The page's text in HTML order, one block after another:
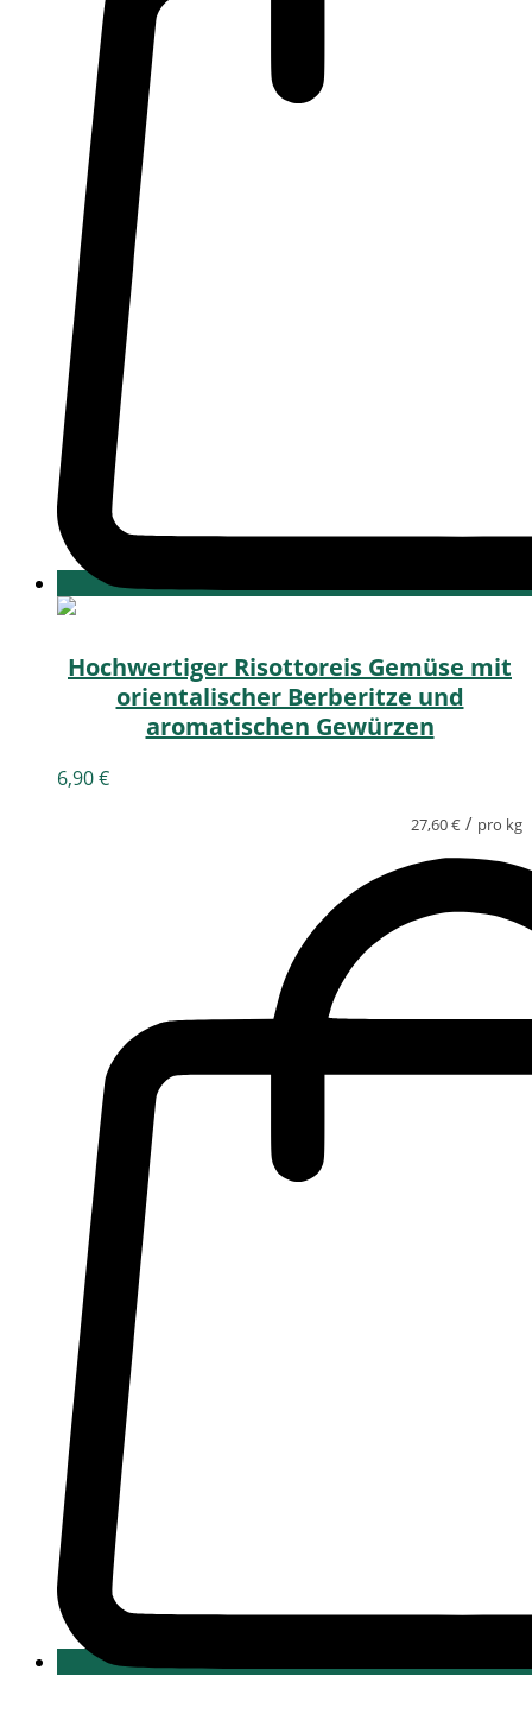
Hochwertiger Risottoreis Gemüse mit
orientalischer Berberitze und
aromatischen Gewürzen
6,90€
27,60€ / pro kg